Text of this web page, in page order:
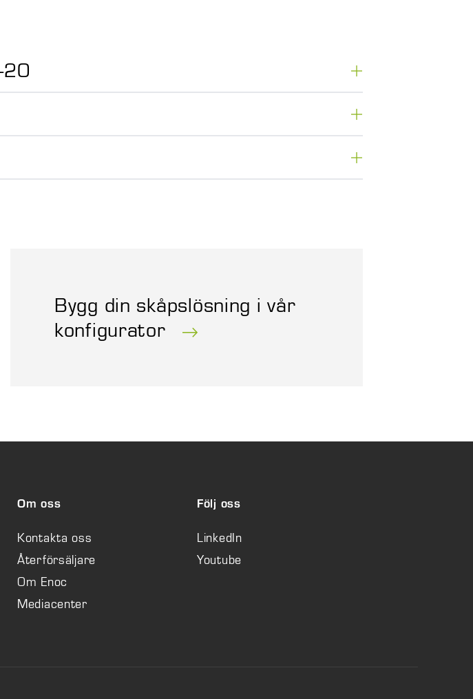
20
Bygg din skåpslösning i vår
konfigurator
Om oss
Kontakta oss
Återförsäljare
Om Enoc
Mediacenter
Följ oss
LinkedIn
Youtube